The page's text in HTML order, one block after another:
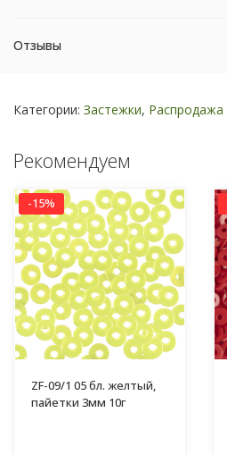
Отзывы
Категории: Застежки, Распродажа
Рекомендуем
-15%
ZF-09/1 05 бл. желтый,
пайетки 3мм 10г